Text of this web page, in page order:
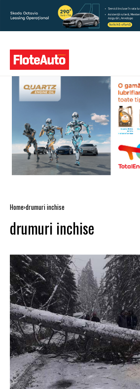
Home drumuri inchise
drumuri inchise